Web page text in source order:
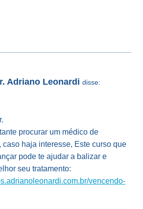
Adriano Leonardi disse:
procurar um médico de
caso haja interesse, Este curso que
pode te ajudar a balizar e
seu tratamento:
vencendo-